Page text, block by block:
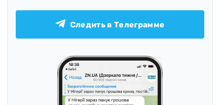
Следить в Телеграмме